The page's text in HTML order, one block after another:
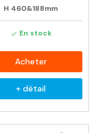
H 460&188mm
 En stock
Acheter
+ détail